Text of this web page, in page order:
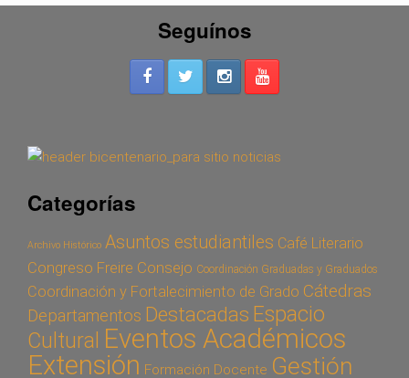
Seguínos
Categorías
Archivo Histórico Asuntos estudiantiles Café Literario
Congreso Freire Consejo Coordinación Graduadas y Graduados
Coordinación y Fortalecimiento de Grado Cátedras
Departamentos Destacadas Espacio
Cultural Eventos Académicos
Extensión Formación Docente Gestión